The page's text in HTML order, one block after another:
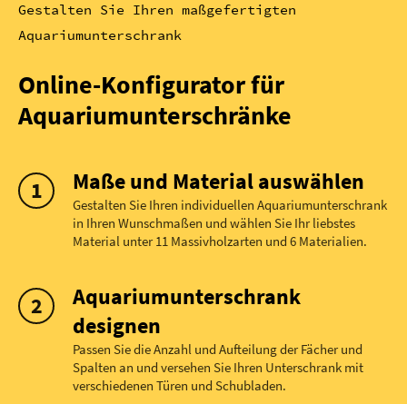
Gestalten Sie Ihren maßgefertigten
Aquariumunterschrank
Online-Konfigurator für
Aquariumunterschränke
Maße und Material auswählen
Gestalten Sie Ihren individuellen Aquariumunterschrank
in Ihren Wunschmaßen und wählen Sie Ihr liebstes
Material unter 11 Massivholzarten und 6 Materialien.
Aquariumunterschrank
designen
Passen Sie die Anzahl und Aufteilung der Fächer und
Spalten an und versehen Sie Ihren Unterschrank mit
verschiedenen Türen und Schubladen.